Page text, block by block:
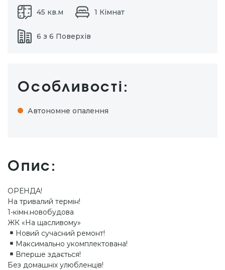
45 кв.м 1 Кімнат
6 з 6 Поверхів
Особливості:
Автономне опалення
Опис:
ОРЕНДА!
На тривалий термін!
1-кімн.новобудова
ЖК «На щасливому»
Новий сучасний ремонт!
Максимально укомплектована!
Вперше здається!
Без домашніх улюбленців!